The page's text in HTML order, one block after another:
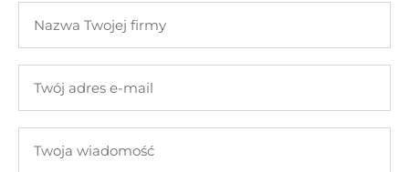
nazwisko
mail
wiadomość